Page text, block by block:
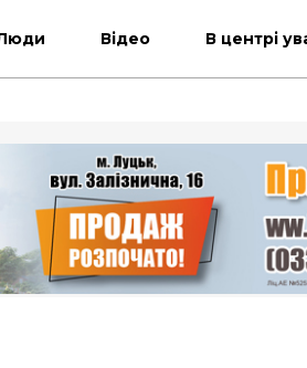
Відео В центрі